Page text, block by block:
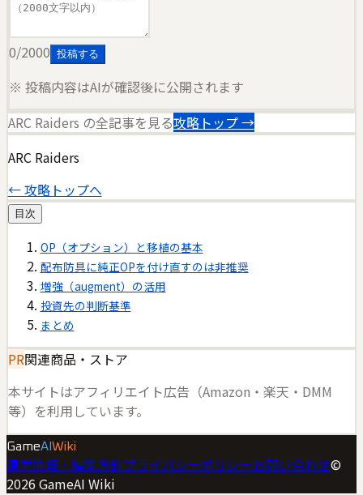
0/2000 投稿する
※ 投稿内容はAIが確認後に公開されます
ARC Raiders の全記事を見る攻略トップ →
ARC Raiders
← 攻略トップへ
目次
OP（オプション）と移植の基本
配布防具に純正OPを付け直すのは非推奨
増強（augment）の活用
投資先の判断基準
まとめ
PR関連商品・ストア
本サイトはアフィリエイト広告（Amazon・楽天・DMM
等）を利用しています。
GameAI Wiki
運営情報・編集方針プライバシーポリシーお問い合わせ©
2026 GameAI Wiki